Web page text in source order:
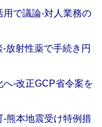
用で議論‐対人業務の
放射性薬で手続き円
へ‐改正GCP省令案を
‐熊本地震受け特例措